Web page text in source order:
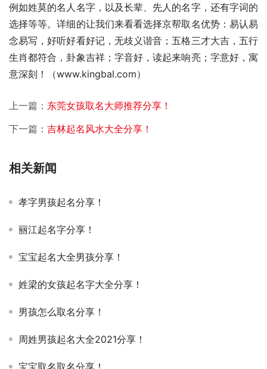
例如姓莫的名人名字，以及长辈、先人的名字，还有字词的
选择等等。详细的让我们来看看选择京帮取名优势：易认易
念易写，好听好看好记，无歧义谐音；五格三才大吉，五行
生肖都符合，卦象吉祥；字音好，读起来响亮；字意好，寓
意深刻！（www.kingbal.com）
上一篇： 东莞女孩取名大师推荐分享！
下一篇： 吉林起名风水大全分享！
相关新闻
孝字男孩起名分享！
丽江起名字分享！
宝宝起名大全男孩分享！
姓梁的女孩起名字大全分享！
男孩怎么取名分享！
周姓男孩起名大全2021分享！
宝宝取名取名分享！